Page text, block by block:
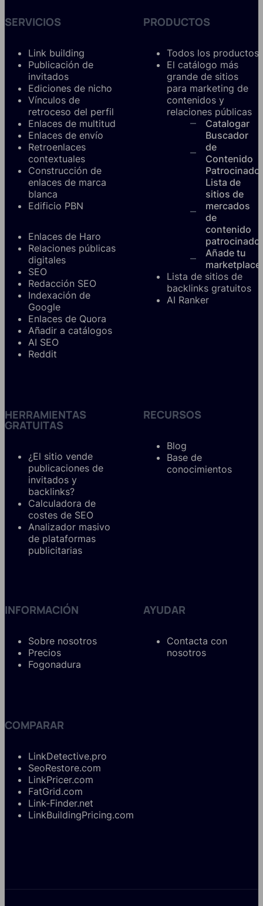
SERVICIOS
Link building
Publicación de
invitados
Ediciones de nicho
Vínculos de
retroceso del perfil
Enlaces de multitud
Enlaces de envío
Retroenlaces
contextuales
Construcción de
enlaces de marca
blanca
Edificio PBN
Enlaces de Haro
Relaciones públicas
digitales
SEO
Redacción SEO
Indexación de
Google
Enlaces de Quora
Añadir a catálogos
AI SEO
Reddit
PRODUCTOS
Todos los productos
El catálogo más
grande de sitios
para marketing de
contenidos y
relaciones públicas
Catalogar
Buscador
de
Contenido
Patrocinado
Lista de
sitios de
mercados
de
contenido
patrocinado
Añade tu
marketplace
Lista de sitios de
backlinks gratuitos
AI Ranker
HERRAMIENTAS
GRATUITAS
¿El sitio vende
publicaciones de
invitados y
backlinks?
Calculadora de
costes de SEO
Analizador masivo
de plataformas
publicitarias
RECURSOS
Blog
Base de
conocimientos
INFORMACIÓN
Sobre nosotros
Precios
Fogonadura
AYUDAR
Contacta con
nosotros
COMPARAR
LinkDetective.pro
SeoRestore.com
LinkPricer.com
FatGrid.com
Link-Finder.net
LinkBuildingPricing.com